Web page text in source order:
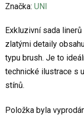
hodnocení
je
0,0
z
5
hvězdiček.
Značka: UNI
Exkluzivní sada
zlatými detaily
typu brush. Je to
technické ilustrace s
stínů.
Položka byla